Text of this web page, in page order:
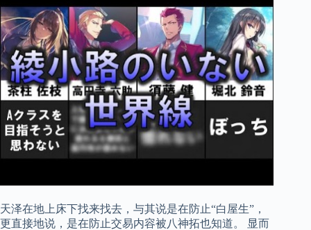
天泽在地上床下找来找去，与其说是在防止“白屋生”，
更直接地说，是在防止交易内容被八神拓也知道。 显而